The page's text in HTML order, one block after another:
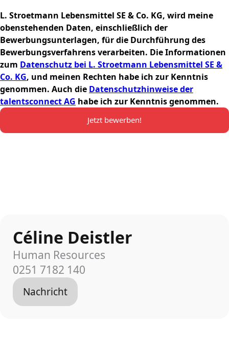
L. Stroetmann Lebensmittel SE & Co. KG, wird meine
obenstehenden Daten, einschließlich der
Bewerbungsunterlagen, für die Durchführung des
Bewerbungsverfahrens verarbeiten. Die Informationen
zum Datenschutz bei L. Stroetmann Lebensmittel SE &
Co. KG, und meinen Rechten habe ich zur Kenntnis
genommen. Auch die Datenschutzhinweise der
talentsconnect AG habe ich zur Kenntnis genommen.
Jetzt bewerben!
Céline Deistler
Human Resources
0251 7182 140
Nachricht